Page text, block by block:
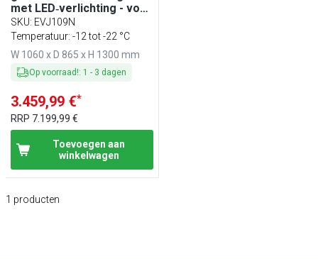
met LED‑verlichting - voor
7x 5 liter ijsbak
SKU: EVJ109N
Temperatuur: -12 tot -22 °C
W 1060 x D 865 x H 1300 mm
Op voorraad!: 1 - 3 dagen
3.459,99 €*
RRP 7.199,99 €
Toevoegen aan
winkelwagen
1 producten